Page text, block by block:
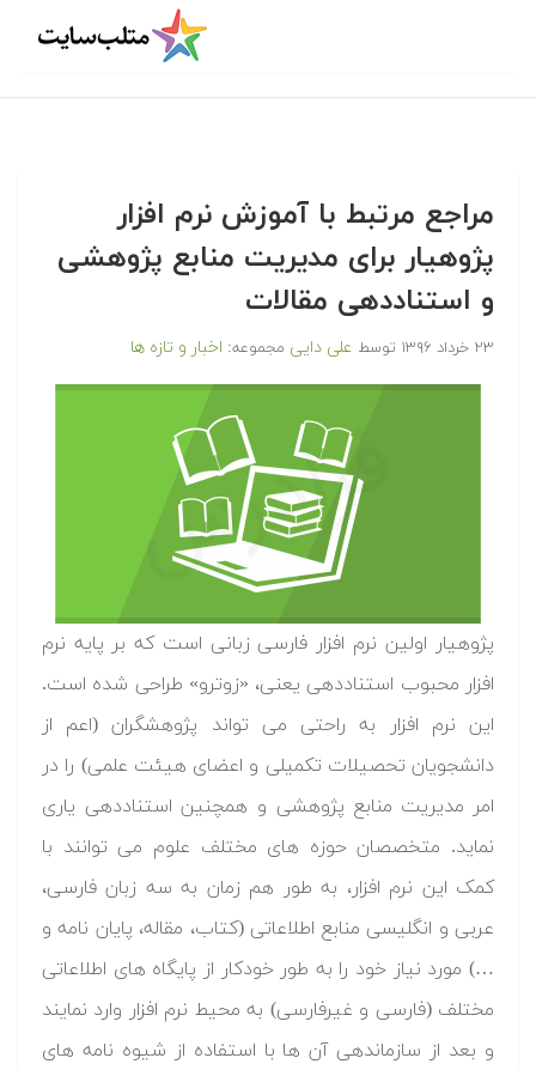
مراجع مرتبط با آموزش نرم افزار
پژوهیار برای مدیریت منابع پژوهشی
و استناددهی مقالات
۲۳ خرداد ۱۳۹۶ توسط علی دایی مجموعه: اخبار و تازه ها
پژوهیار اولین نرم افزار فارسی زبانی است که بر پایه نرم
افزار محبوب استناددهی یعنی، «زوترو» طراحی شده است.
این نرم افزار به راحتی می تواند پژوهشگران (اعم از
دانشجویان تحصیلات تکمیلی و اعضای هیئت علمی) را در
امر مدیریت منابع پژوهشی و همچنین استناددهی یاری
نماید. متخصصان حوزه های مختلف علوم می توانند با
کمک این نرم افزار، به طور هم زمان به سه زبان فارسی،
عربی و انگلیسی منابع اطلاعاتی (کتاب، مقاله، پایان نامه و
…) مورد نیاز خود را به طور خودکار از پایگاه های اطلاعاتی
مختلف (فارسی و غیرفارسی) به محیط نرم افزار وارد نمایند
و بعد از سازماندهی آن ها با استفاده از شیوه نامه های